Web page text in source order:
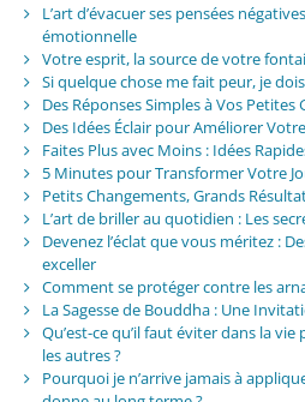
L’art d’évacuer ses pensées
émotionnelle
Votre esprit, la source de votre
Si quelque chose me fait peur, je
Des Réponses Simples à Vos
Des Idées Éclair pour Améliorer
Faites Plus avec Moins : Idées
5 Minutes pour Transformer Votre
Petits Changements, Grands
L’art de briller au quotidien : Les
Devenez l’éclat que vous méritez :
exceller
Comment se protéger contre les
La Sagesse de Bouddha : Une
Qu’est-ce qu’il faut éviter dans la
les autres ?
Pourquoi je n’arrive jamais à